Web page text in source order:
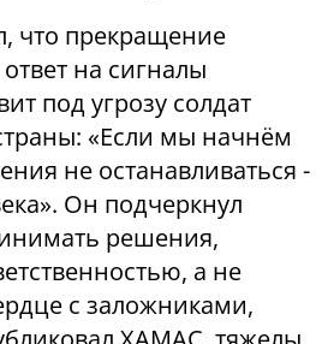
что прекращение
на сигналы
под угрозу солдат
«Если мы начнём
не останавливаться -
Он подчеркнул
решения,
а не
с заложниками,